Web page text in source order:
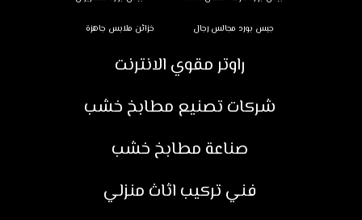
جبس بورد مجالس رجال خزائن ملابس جاهزة
راوتر مقوي الانترنت
شركات تصنيع مطابخ خشب
صناعة مطابخ خشب
فني تركيب اثاث منزلي